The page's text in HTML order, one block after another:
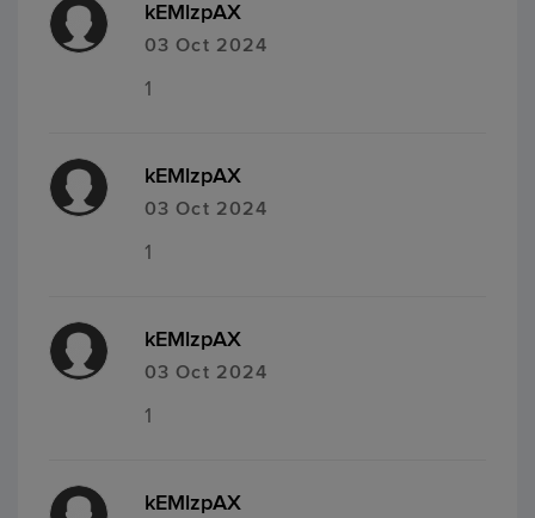
kEMlzpAX
03 Oct 2024
1
kEMlzpAX
03 Oct 2024
1
kEMlzpAX
03 Oct 2024
1
kEMlzpAX